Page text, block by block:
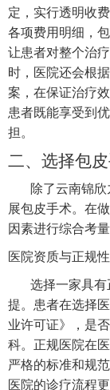
定，实行透明收
各项费用明细，
让患者对整个治
时，医院还会根
案，在保证治疗
患者既能享受到
担。
二、选择包
除了云南锦
展包皮手术。在
因素进行综合考
医院资质与正规性
选择一家具
提。患者在选择
业许可证》，是
科。正规医院在
严格的标准和规
医院的诊疗流程